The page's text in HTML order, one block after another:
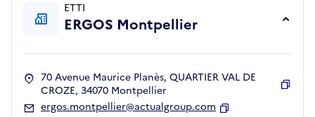
ETTI
ERGOS Montpellier
70 Avenue Maurice Planès, QUARTIER VAL DE
CROZE, 34070 Montpellier
ergos.montpellier@actualgroup.com